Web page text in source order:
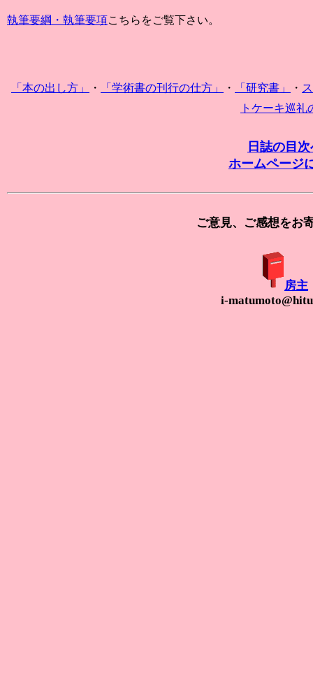
執筆要綱・執筆要項こちらをご覧下さい。
「本の出し方」 ・ 「学術書の刊行の仕方」 ・ 「研究書」 ・
トケーキ巡礼
日誌の目
ホームページ
ご意見、ご感想をお
房主
i-